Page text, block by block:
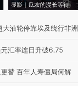
显影｜瓜农的漫长等待
大油轮停靠埃及绕行非洲
汇率连日升破6.75
替 百年人寿僵局何解